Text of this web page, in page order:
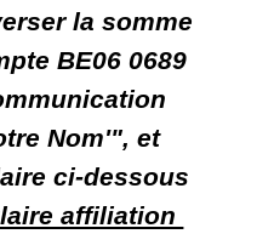
la somme
BE06 0689
Nom'", et
ci-dessous
affiliation